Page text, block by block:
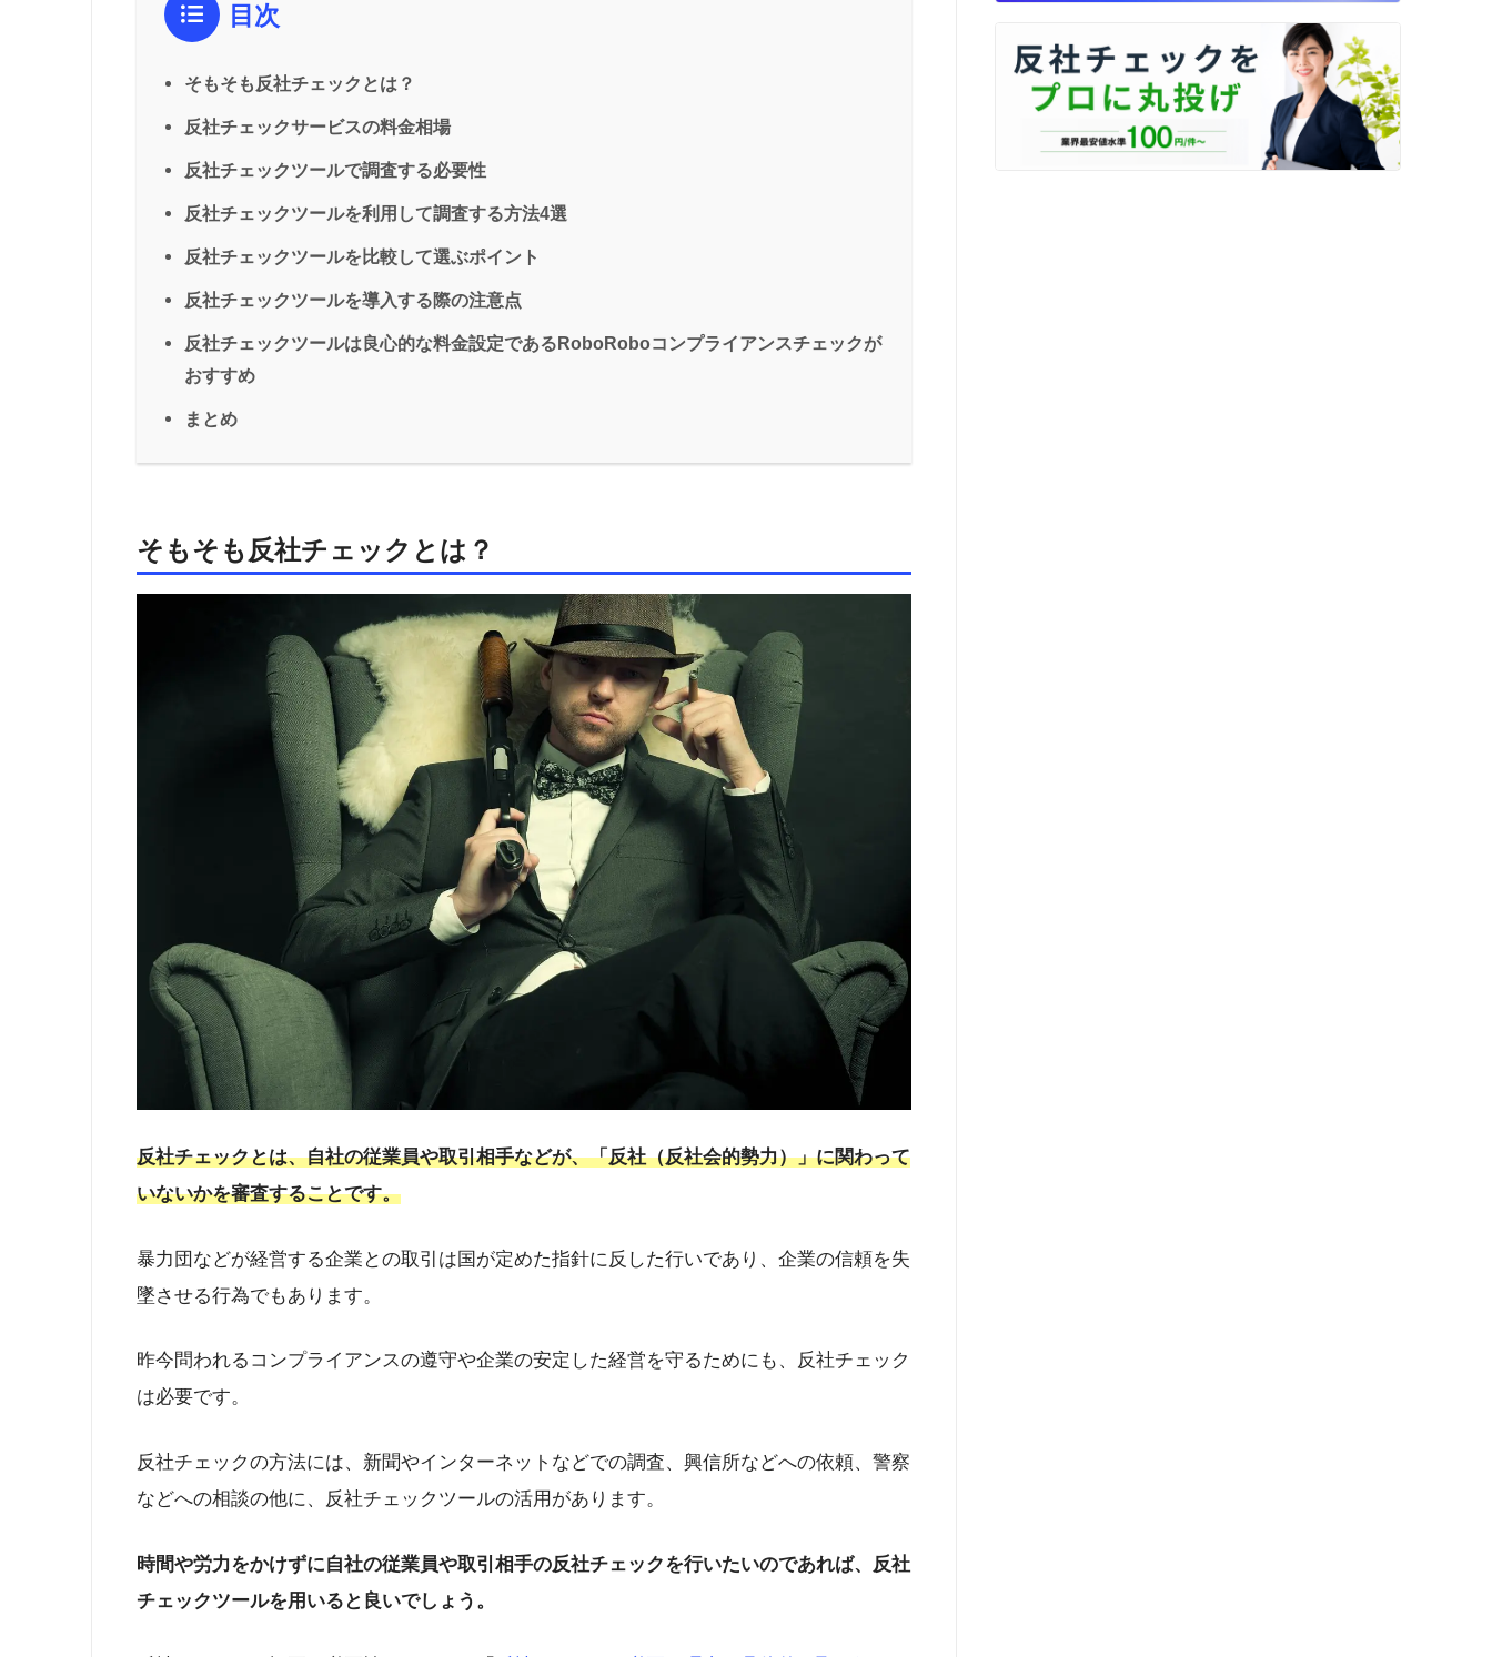
目次
そもそも反社チェックとは？
反社チェックサービスの料金相場
反社チェックツールで調査する必要性
反社チェックツールを利用して調査する方法4選
反社チェックツールを比較して選ぶポイント
反社チェックツールを導入する際の注意点
反社チェックツールは良心的な料金設定であるRoboRoboコンプライアンスチェックが
おすすめ
まとめ
そもそも反社チェックとは？
反社チェックとは、自社の従業員や取引相手などが、「反社（反社会的勢力）」に関わって
いないかを審査することです。
暴力団などが経営する企業との取引は国が定めた指針に反した行いであり、企業の信頼を失
墜させる行為でもあります。
昨今問われるコンプライアンスの遵守や企業の安定した経営を守るためにも、反社チェック
は必要です。
反社チェックの方法には、新聞やインターネットなどでの調査、興信所などへの依頼、警察
などへの相談の他に、反社チェックツールの活用があります。
時間や労力をかけずに自社の従業員や取引相手の反社チェックを行いたいのであれば、反社
チェックツールを用いると良いでしょう。